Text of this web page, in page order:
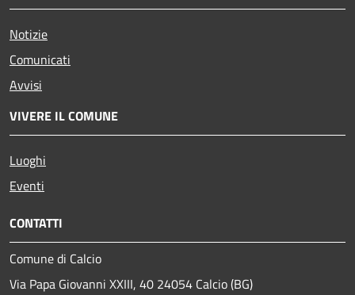
Notizie
Comunicati
Avvisi
VIVERE IL COMUNE
Luoghi
Eventi
CONTATTI
Comune di Calcio
Via Papa Giovanni XXIII, 40 24054 Calcio (BG)